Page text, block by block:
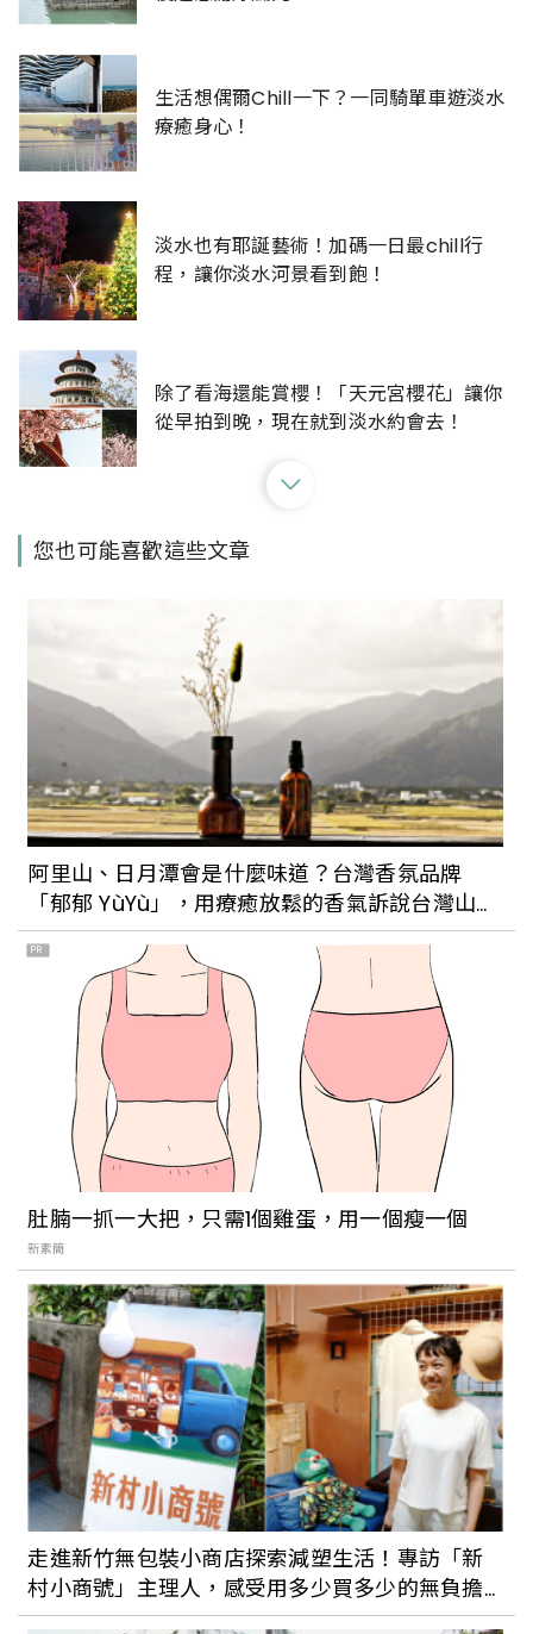
生活想偶爾Chill一下？一同騎單車遊淡水
療癒身心！
淡水也有耶誕藝術！加碼一日最chill行
程，讓你淡水河景看到飽！
除了看海還能賞櫻！「天元宮櫻花」讓你
從早拍到晚，現在就到淡水約會去！
「巨型摩艾石像」揪你拍IG打卡照，快來
一個人的淡水很輕鬆！倘佯在河岸風光和
古蹟建築中，體驗寧靜悠閒的滬尾時光，
喝咖啡、看好書、賞古蹟，淡水其實很好
玩。
【走讀台北】一層老街、二層磚厝、三層
洋樓，到三層木下靜涯舊居感受東洋畫中
的淡水
【走讀台北】淡水「滬尾小學校禮堂」重
現百年前的風華！紅磚牆、黑色屋瓦，展
現日本時期磚砌經典
貳樓準備角逐全淡水最美餐廳！全新
「Second Floor Hotel 貳樓大飯店」以
北非地中海旅行為靈感，營造滿滿異國風
情
【走讀台北】探訪淡海新市鎮中的古蹟：
見證淡水發展的「公司田溪程氏古厝」
您也可能喜歡這些文章
阿里山、日月潭會是什麼味道？台灣香氛品牌
「郁郁 YùYù」，用療癒放鬆的香氣訴說台灣山林
美景
PR
肚腩一抓一大把，只需1個雞蛋，用一個瘦一個
新素簡
走進新竹無包裝小商店探索減塑生活！專訪「新
村小商號」主理人，感受用多少買多少的無負擔
消費